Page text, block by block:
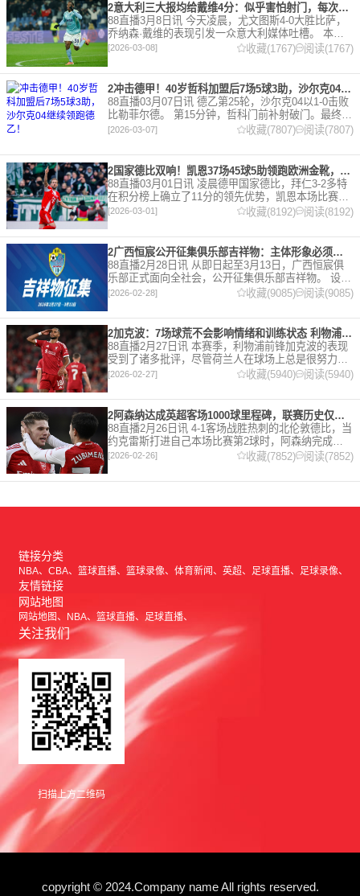
2意大利三大报均给戴维4分：似乎害怕射门，每次触球球迷都叹息
88直播3月8日讯 今天凌晨，尤文图斯4-0大胜比萨，
乔纳森·戴维的表现引发一众意大利媒体吐槽。 本场
比赛，戴维半场就被换下，赛后，《米兰体育报》、
《罗马体育报》和《都灵体育报》三大报都给戴维打
出4分
[2026-03-08] 收藏(1767) 阅读(1767)
2冲击德甲！40岁哲科加盟后7场5球3助，沙尔克04继续领跑德乙！
88直播03月07日讯 德乙第25轮，沙尔克04以1-0击败
比勒菲尔德。 第15分钟，哲科门前补射破门。最终凭
借哲科的进球沙尔克04成功拿到3分，继续领跑德
[2026-03-07] 收藏(7807) 阅读(7807)
2国家德比双响！凯恩37场45球5助领跑欧洲金靴，32岁保持赛季全勤
88直播03月01日讯 凌晨德甲国家德比，拜仁3-2多特
在积分榜上确立了11分的领先优势，凯恩本场比赛上
演双响。 本赛季32岁的凯恩仍然保持着超高的效率，
在到目前为止保持全勤，出战37场比赛，狂轰45
[2026-03-01] 收藏(8192) 阅读(8192)
2广西恒宸公开征集俱乐部吉祥物：主体形象必须为龙
88直播2月28日讯 从即日起至3月13日，广西恒宸俱
乐部正式面向全社会，公开征集俱乐部吉祥物。 设计
要求 1. 主体形象：必须为龙。龙，是中华民族的精神
[2026-02-28] 收藏(9085) 阅读(9085)
2加克波：7场球荒不会影响情绪和训练状态 利物浦如今已不容有失
88直播2月27日讯 本赛季，利物浦前锋加克波的表现
受到了诸多批评，尽管荷兰人在球场上总是很努力。
在接受天空体育采访时，他谈论了诸多话题。 关于球
队对赛季目前情况的看法 这是一个很好的问题。这个
赛季并
[2026-02-27] 收藏(5940) 阅读(5940)
2阿森纳达成英超客场1000球里程碑，联赛历史仅次于曼联的1063球
88直播2月26日讯 4-1客场战胜热刺的北伦敦德比，当
约克雷斯打进自己本场比赛第2球时，阿森纳完成了
一项了不起的成就，枪手成为英超历史第2支在客场
打进1000球的球队，仅次于曼联的1063球。阿森纳
[2026-02-26] 收藏(7852) 阅读(7852)
链接分类
NBA CBA 篮球直播 篮球录像 体育新闻 英超 足球直播 足球录像
友情链接
网站地图
网站地图 NBA 篮球直播 足球直播
关注我们
扫描上方二维码
copyright © 2024.Company name All rights reserved.